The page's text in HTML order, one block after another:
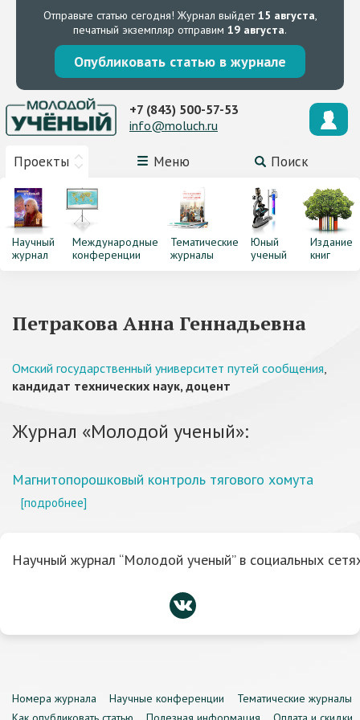
Отправьте статью сегодня! Журнал выйдет15 августа,
печатный экземпляр отправим 19 августа.
Опубликовать статью в журнале
Проекты Меню Поиск
+7 (843) 500-57-53
info@moluch.ru
Научный
журнал
Международные
конференции
Тематические
журналы
Юный
ученый
Издание
книг
Петракова Анна Геннадьевна
Омский государственный университет путей сообщения,
кандидат технических наук, доцент
Журнал «Молодой ученый»:
Магнитопорошковый контроль тягового хомута
[подробнее]
Научный журнал “Молодой ученый” в социальных
Номера журнала Научные конференции
Тематические журналы